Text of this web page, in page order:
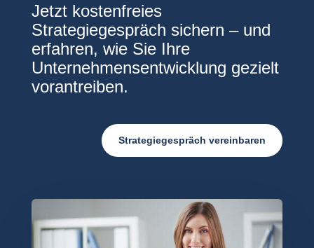
Jetzt kostenfreies
Strategiegespräch sichern – und
erfahren, wie Sie Ihre
Unternehmensentwicklung gezielt
vorantreiben.
Strategiegespräch vereinbaren